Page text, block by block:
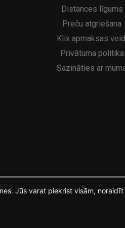
Distances līgums
Preču atgriešana
Klix apmaksas
Privātuma politika
Sazināties ar
Jūs varat piekrist visām,